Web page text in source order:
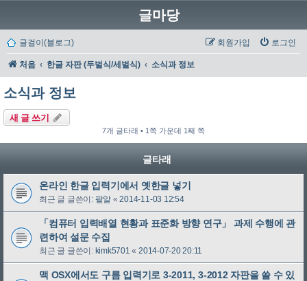
글마당
글걸이(블로그) 로그인
회원가입
처음 한글 자판 (두벌식/세벌식) 소식과 정보
소식과 정보
새 글 쓰기
7개 글타래 • 1쪽 가운데 1째 쪽
글타래
온라인 한글 입력기에서 옛한글 넣기
최근 글 글쓴이: 팥알 «2014-11-03 12:54
「컴퓨터 입력배열 현황과 표준화 방향 연구」 과제 수행에 관
련하여 설문 수집
최근 글 글쓴이: kimk5701 « 2014-07-20 20:11
맥 OSX에서도 구름 입력기로 3-2011, 3-2012 자판을 쓸 수 있